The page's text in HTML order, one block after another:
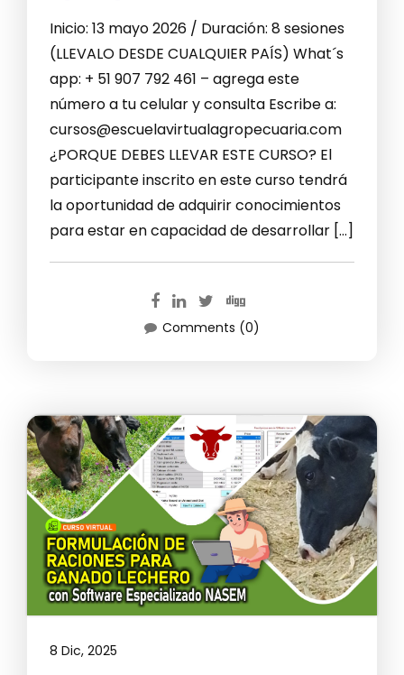
Inicio: 13 mayo 2026 / Duración: 8 sesiones
(LLEVALO DESDE CUALQUIER PAÍS) What´s
app: + 51 907 792 461 – agrega este
número a tu celular y consulta Escribe a:
cursos@escuelavirtualagropecuaria.com
¿PORQUE DEBES LLEVAR ESTE CURSO? El
participante inscrito en este curso tendrá
la oportunidad de adquirir conocimientos
para estar en capacidad de desarrollar […]
Comments (0)
8 Dic, 2025